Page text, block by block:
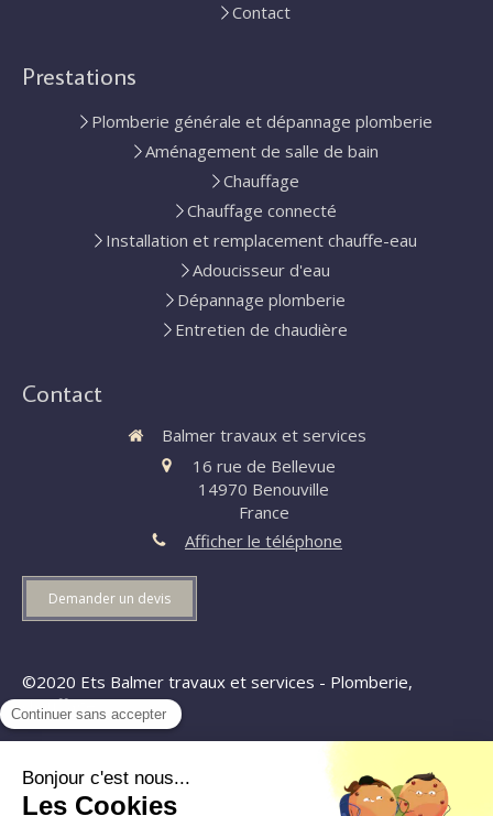
Contact
Prestations
Plomberie générale et dépannage plomberie
Aménagement de salle de bain
Chauffage
Chauffage connecté
Installation et remplacement chauffe-eau
Adoucisseur d'eau
Dépannage plomberie
Entretien de chaudière
Contact
Balmer travaux et services
16 rue de Bellevue
14970 Benouville
France
Afficher le téléphone
Demander un devis
©2020 Ets Balmer travaux et services - Plomberie,
chauffage